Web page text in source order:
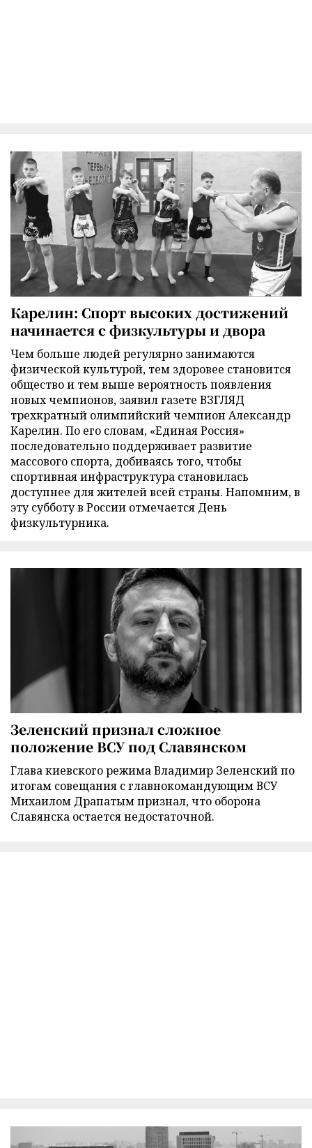
Карелин: Спорт высоких достижений
начинается с физкультуры и двора
Чем больше людей регулярно занимаются
физической культурой, тем здоровее становится
общество и тем выше вероятность появления
новых чемпионов, заявил газете ВЗГЛЯД
трехкратный олимпийский чемпион Александр
Карелин. По его словам, «Единая Россия»
последовательно поддерживает развитие
массового спорта, добиваясь того, чтобы
спортивная инфраструктура становилась
доступнее для жителей всей страны. Напомним, в
эту субботу в России отмечается День
физкультурника.
Зеленский признал сложное
положение ВСУ под Славянском
Глава киевского режима Владимир Зеленский по
итогам совещания с главнокомандующим ВСУ
Михаилом Драпатым признал, что оборона
Славянска остается недостаточной.